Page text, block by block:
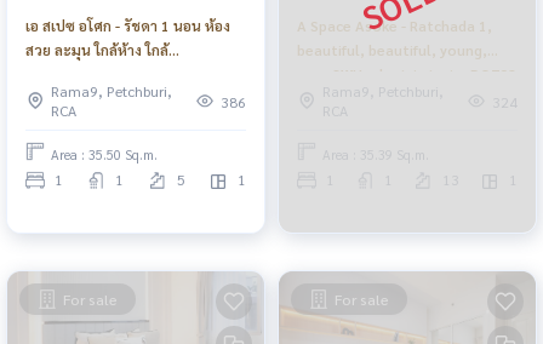
เอ สเปซ อโศก - รัชดา 1 นอน ห้อง
สวย ละมุน ใกล้ห้าง ใกล้
Rama9, Petchburi,
RCA
386
Area : 35.50 Sq.m.
1 1 5 1
A Space Asoke - Ratchada 1,
beautiful, beautiful, young,
near SWU, electric train _DO708
Rama9, Petchburi,
RCA
324
Area : 35.39 Sq.m.
For sale For sale